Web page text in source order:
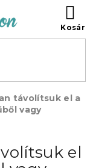
távolítsuk el a
vagy
el